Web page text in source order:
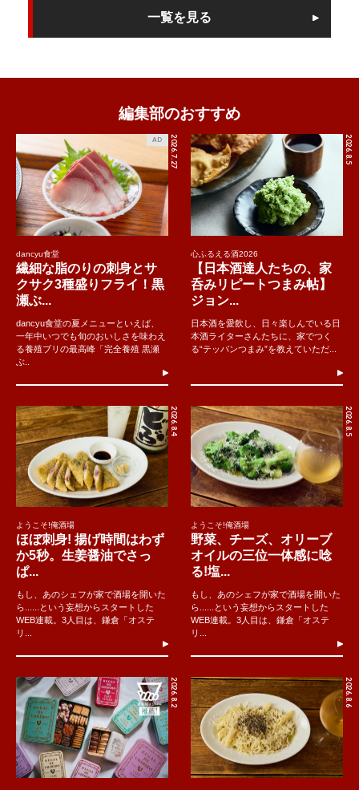
一覧を見る
編集部のおすすめ
2026.7.27
AD
dancyu食堂
繊細な脂のりの刺身とサ
クサク3種盛りフライ！黒
瀬ぶ...
dancyu食堂の夏メニューといえば、
一年中いつでも旬のおいしさを味わえ
る養殖ブリの最高峰「完全養殖 黒瀬
ぶ..
2026.8.5
心ふるえる酒2026
【日本酒達人たちの、家
呑みリピートつまみ帖】
ジョン...
日本酒を愛飲し、日々楽しんでいる日
本酒ライターさんたちに、家でつく
る“テッパンつまみ”を教えていただ...
2026.8.4
ようこそ!俺酒場
ほぼ刺身! 揚げ時間はわず
か5秒。生姜醤油でさっ
ぱ...
もし、あのシェフが家で酒場を開いた
ら......という妄想からスタートした
WEB連載。3人目は、鎌倉「オステ
リ...
2026.8.5
ようこそ!俺酒場
野菜、チーズ、オリーブ
オイルの三位一体感に唸
る!塩...
もし、あのシェフが家で酒場を開いた
ら......という妄想からスタートした
WEB連載。3人目は、鎌倉「オステ
リ...
2026.8.2 2026.8.6